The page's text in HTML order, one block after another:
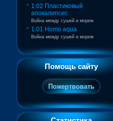
1.02 Пластиковый
апокалипсис
Война между сушей и морем
1.01 Homo aqua
Война между сушей и морем
Помощь сайту